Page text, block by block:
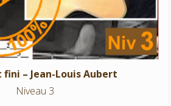
fini – Jean-Louis Aubert
Niveau 3